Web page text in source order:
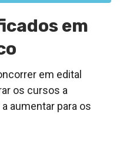
em
em edital
os cursos a
aumentar para os